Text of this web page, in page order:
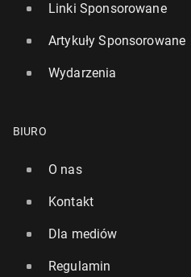
Linki Sponsorowane
Artykuły Sponsorowane
Wydarzenia
BIURO
O nas
Kontakt
Dla mediów
Regulamin